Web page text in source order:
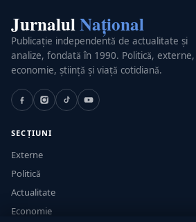
JurnalulNațional
Publicație independentă de actualitate și
analize, fondată în 1990. Politică, externe,
economie, știință și viață cotidiană.
SECȚIUNI
Externe
Politică
Actualitate
Economie